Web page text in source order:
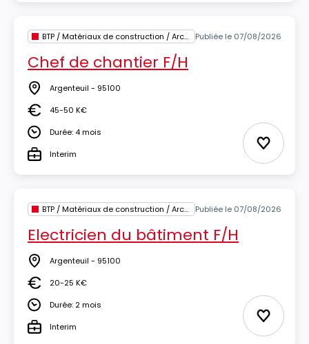
BTP / Matériaux de construction / Architecture Publiée le 07/08/2026
Chef de chantier F/H
Lieu Argenteuil - 95100
Salaire45-50 K€
DuréeDurée: 4 mois
TypeInterim Ajouter
BTP / Matériaux de construction / Architecture Publiée le 07/08/2026
Electricien du bâtiment F/H
Lieu Argenteuil - 95100
Salaire20-25 K€
DuréeDurée: 2 mois
TypeInterim Ajouter